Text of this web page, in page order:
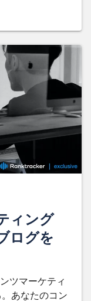
ィング
ログを
ツマーケティ
あなたのコン